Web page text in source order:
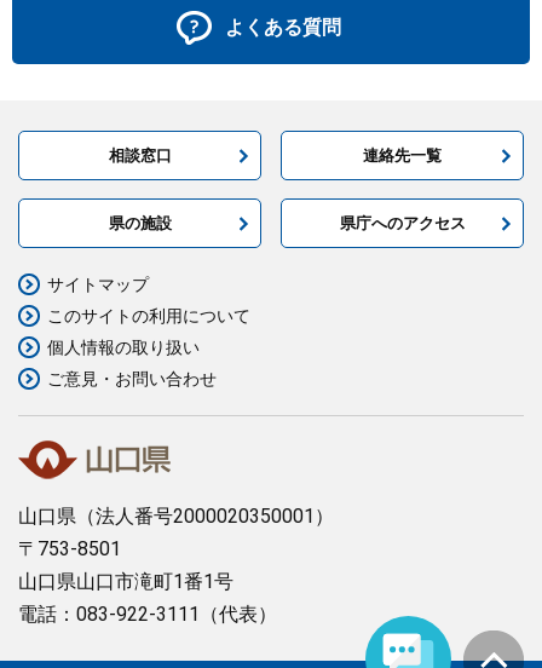
よくある質問
相談窓口 連絡先一覧
県の施設 県庁へのアクセス
山口県 （法人番号2000020350001）
〒753-8501
山口県山口市滝町1番1号
電話：083-922-3111（代表）
サイトマップ
このサイトの利用について
個人情報の取り扱い
ご意見・お問い合わせ